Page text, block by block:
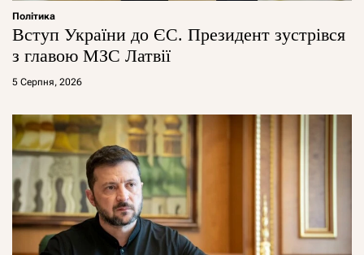
Політика
Вступ України до ЄС. Президент зустрівся
з главою МЗС Латвії
5 Серпня, 2026